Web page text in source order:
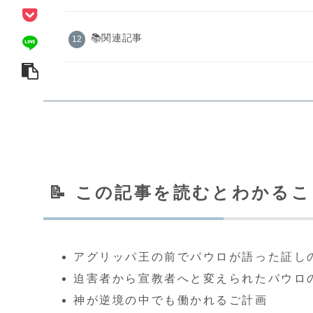
📚関連記事
📝 この記事を読むとわかるこ
アグリッパ王の前でパウロが語った証し
迫害者から宣教者へと変えられたパウロ
神が逆境の中でも働かれるご計画